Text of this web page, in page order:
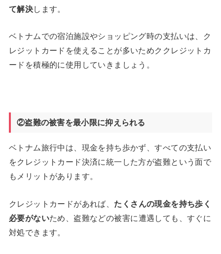
て解決します。
ベトナムでの宿泊施設やショッピング時の支払いは、ク
レジットカードを使えることが多いためククレジットカ
ードを積極的に使用していきましょう。
②盗難の被害を最小限に抑えられる
ベトナム旅行中は、現金を持ち歩かず、すべての支払い
をクレジットカード決済に統一した方が盗難という面で
もメリットがあります。
クレジットカードがあれば、 たくさんの現金を持ち歩く
必要がないため、盗難などの被害に遭遇しても、すぐに
対処できます。